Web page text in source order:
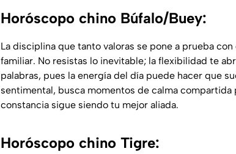
Horóscopo chino Búfalo/Buey:
La disciplina que tanto valoras se pone a prueba
familiar. No resistas lo inevitable; la flexibilidad te
palabras, pues la energía del día puede hacer que
sentimental, busca momentos de calma
constancia sigue siendo tu mejor aliada.
Horóscopo chino Tigre: